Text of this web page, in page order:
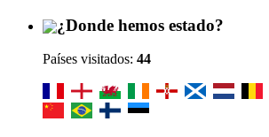
¿Donde hemos estado?
Países visitados: 44